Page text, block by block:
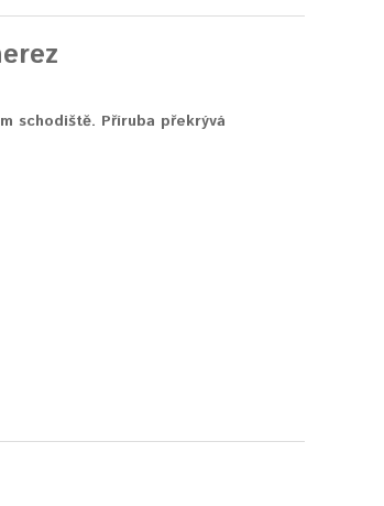
schodiště. Příruba překrývá